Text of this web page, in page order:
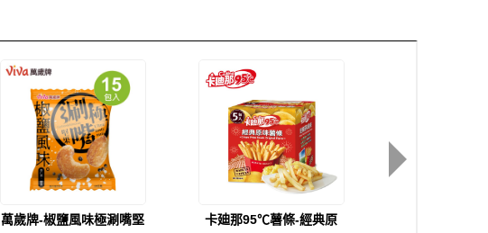
萬歲牌-椒鹽風味極涮嘴堅
卡廸那95℃薯條-經典原